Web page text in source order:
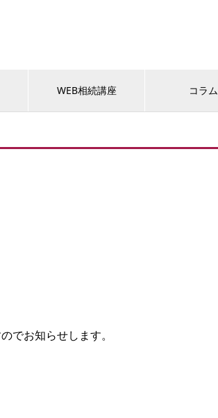
WEB相続講座 コラム
でお知らせします。